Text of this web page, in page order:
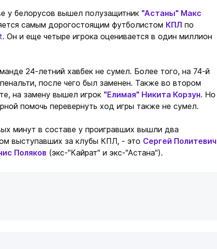
у белорусов вышел полузащитник "Астаны" Макс
самым дорогостоящим футболистом КПЛ по
. Он и еще четыре игрока оценивается в один миллион
24-летний хавбек не сумел. Более того, на 74-й
после чего был заменен. Также во втором
на замену вышел игрок "Елимая" Никита Корзун. Но
помочь перевернуть ход игры также не сумел.
минут в составе у проигравших вышли два
выступавших за клубы КПЛ, - это Сергей Политевич
Поляков (экс-"Кайрат" и экс-"Астана").